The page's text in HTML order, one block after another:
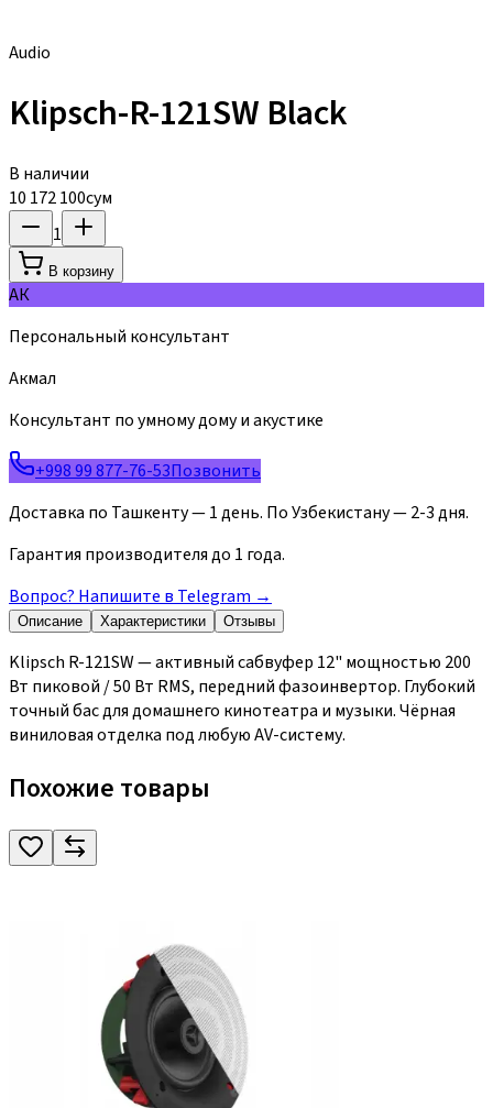
Audio
Klipsch-R-121SW Black
В наличии
10 172 100сум
1
В корзину
АК
Персональный консультант
Акмал
Консультант по умному дому и акустике
+998 99 877-76-53Позвонить
Доставка по Ташкенту — 1 день. По Узбекистану — 2-3 дня.
Гарантия производителя до 1 года.
Вопрос? Напишите в Telegram →
Описание Характеристики Отзывы
Klipsch R-121SW — активный сабвуфер 12" мощностью 200
Вт пиковой / 50 Вт RMS, передний фазоинвертор. Глубокий
точный бас для домашнего кинотеатра и музыки. Чёрная
виниловая отделка под любую AV-систему.
Похожие товары